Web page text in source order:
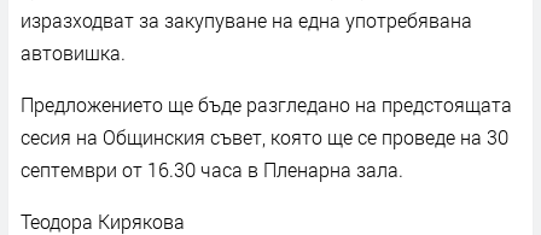
изразходват за закупуване на една употребявана
автовишка.
Предложението ще бъде разгледано на предстоящата
сесия на Общинския съвет, която ще се проведе на 30
септември от 16.30 часа в Пленарна зала.
Теодора Кирякова